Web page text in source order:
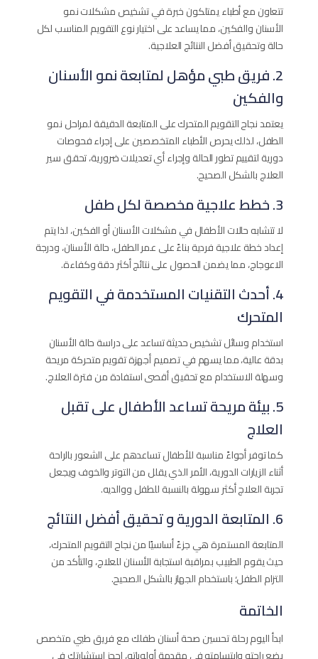
تتعاون مع أطباء يمتلكون خبرة في تشخيص مشكلات نمو
الأسنان والفكين، مما يساعد على اختيار نوع التقويم المناسب لكل
حالة وتحقيق أفضل النتائج العلاجية.
2. فريق طبي مؤهل لمتابعة نمو الأسنان
والفكين
يعتمد نجاح التقويم المتحرك على المتابعة الدقيقة لمراحل نمو
الطفل، لذلك يحرص الأطباء المتخصصين على إجراء فحوصات
دورية لتقييم تطور الحالة وإجراء أي تعديلات ضرورية، تحقق سير
العلاج بالشكل الصحيح.
3. خطط علاجية مخصصة لكل طفل
لا تتشابه حالات الأطفال في مشكلات الأسنان أو الفكين، لذا يتم
إعداد خطة علاجية فردية بناءً على عمر الطفل، حالة الأسنان، ودرجة
الاعوجاج، مما يضمن الحصول على نتائج أكثر دقة وكفاءة.
4. أحدث التقنيات المستخدمة في التقويم
المتحرك
استخدام وسائل تشخيص حديثة تساعد على دراسة حالة الأسنان
بدقة عالية، مما يسهم في تصميم أجهزة تقويم متحركة مريحة
وسهلة الاستخدام مع تحقيق أقصى استفادة من فترة العلاج.
5. بيئة مريحة تساعد الأطفال على تقبل
العلاج
كما توفر أجواءً مناسبة للأطفال تساعدهم على الشعور بالراحة
أثناء الزيارات الدورية، الأمر الذي يقلل من التوتر والخوف ويجعل
تجربة العلاج أكثر سهولة بالنسبة للطفل ووالديه.
6. المتابعة الدورية و تحقيق أفضل النتائج
المتابعة المستمرة هي جزءً أساسيًا من نجاح التقويم المتحرك،
حيث يقوم الطبيب بمراقبة استجابة الأسنان للعلاج، والتأكد من
التزام الطفل؛ باستخدام الجهاز بالشكل الصحيح.
الخاتمة
ابدأ اليوم رحلة تحسين صحة أسنان طفلك مع فريق طبي متخصص